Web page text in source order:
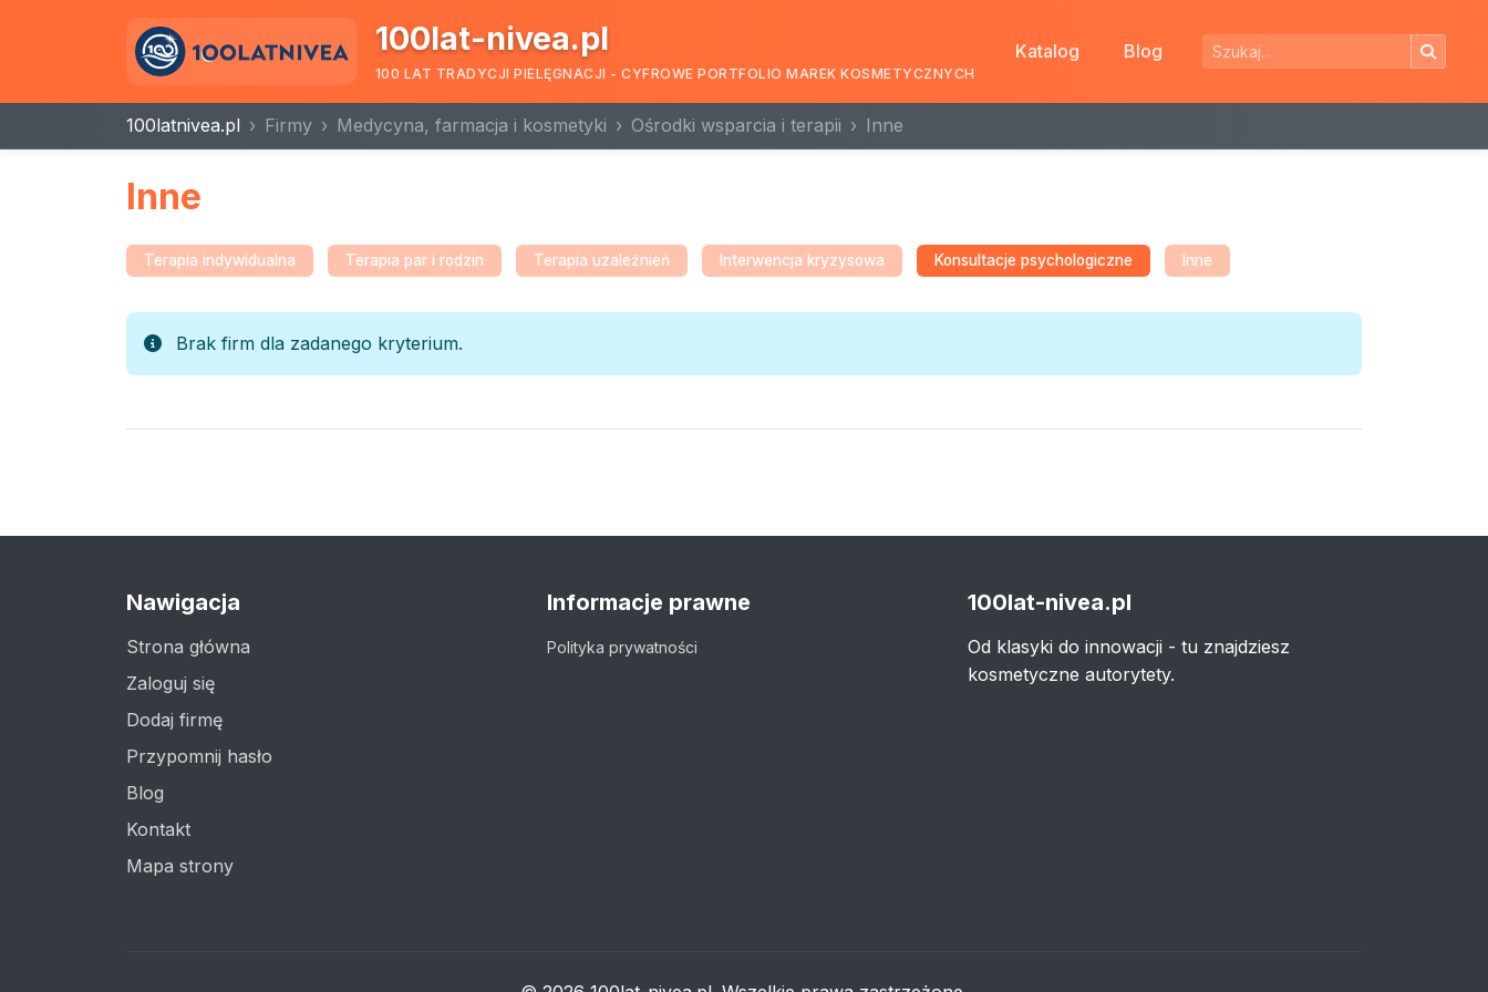
100lat-nivea.pl
100 LAT TRADYCJI PIELĘGNACJI - CYFROWE PORTFOLIO MAREK KOSMETYCZNYCH
Katalog Blog
100latnivea.pl Firmy Medycyna, farmacja i kosmetyki Ośrodki wsparcia i terapii Inne
Inne
Terapia indywidualna Terapia par i rodzin Terapia uzależnień Interwencja kryzysowa Konsultacje psychologiczne Inne
Brak firm dla zadanego kryterium.
Nawigacja
Strona główna
Zaloguj się
Dodaj firmę
Przypomnij hasło
Blog
Kontakt
Mapa strony
Informacje prawne
Polityka prywatności
100lat-nivea.pl
Od klasyki do innowacji - tu znajdziesz
kosmetyczne autorytety.